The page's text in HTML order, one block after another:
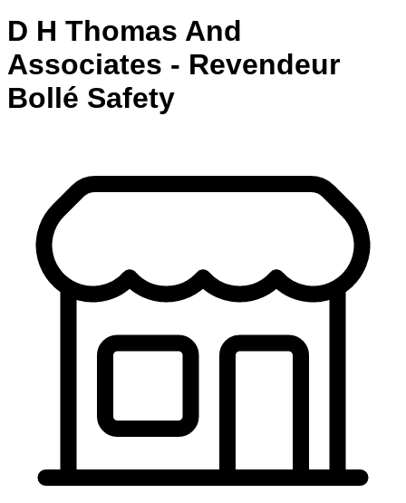
D H Thomas And
Associates - Revendeur
Bollé Safety